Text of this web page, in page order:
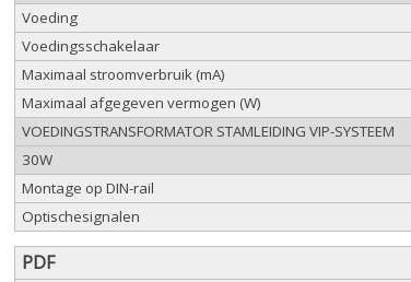
Voeding
Voedingsschakelaar
Maximaal stroomverbruik (mA)
Maximaal afgegeven vermogen (W)
VOEDINGSTRANSFORMATOR STAMLEIDING VIP-SYSTEEM
30W
Montage op DIN-rail
Optischesignalen
PDF